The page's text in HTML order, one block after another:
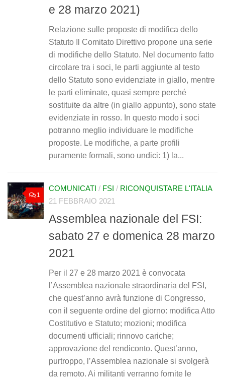
e 28 marzo 2021)
Relazione sulle proposte di modifica dello
Statuto Il Comitato Direttivo propone una serie
di modifiche dello Statuto. Nel documento fatto
circolare tra i soci, le parti aggiunte al testo
dello Statuto sono evidenziate in giallo, mentre
le parti eliminate, quasi sempre perché
sostituite da altre (in giallo appunto), sono state
evidenziate in rosso. In questo modo i soci
potranno meglio individuare le modifiche
proposte. Le modifiche, a parte profili
puramente formali, sono undici: 1) la...
1
COMUNICATI / FSI / RICONQUISTARE L'ITALIA
21 FEBBRAIO 2021
Assemblea nazionale del FSI:
sabato 27 e domenica 28 marzo
2021
Per il 27 e 28 marzo 2021 è convocata
l’Assemblea nazionale straordinaria del FSI,
che quest’anno avrà funzione di Congresso,
con il seguente ordine del giorno: modifica Atto
Costitutivo e Statuto; mozioni; modifica
documenti ufficiali; rinnovo cariche;
approvazione del rendiconto. Quest’anno,
purtroppo, l’Assemblea nazionale si svolgerà
da remoto. Ai militanti verranno fornite le